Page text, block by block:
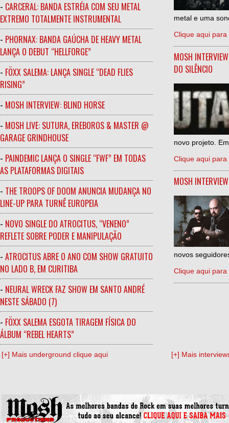
- CARCERAL: BANDA ESTRÉIA COM SEU METAL
EXTREMO TOTALMENTE INSTRUMENTAL
- PHORNAX: BANDA GAÚCHA DE HEAVY METAL
LANÇA O DEBUT “HELLFORGE”
- FÖXX SALEMA: LANÇA SINGLE “DEAD FLIES
RISING”
- MOSH INTERVIEW: BLIND HORSE
- MOSH LIVE: SUTURA, EREBOROS & MASTER @
GARAGE GRINDHOUSE
- PAINDEMIC LANÇA O SINGLE “FWF” EM TODAS
AS PLATAFORMAS DIGITAIS
- THE TROOPS OF DOOM ANUNCIA MUDANÇA NO
LINE-UP PARA TURNÊ EUROPEIA
- NOVO SINGLE DO ATROCITUS, “VENENO”
REFLETE SOBRE PODER E MANIPULAÇÃO
- ATROCITUS ABRE O ANO COM SHOW GRATUITO
NO LADO B, EM CURITIBA
- NEURAL WRECK FAZ SHOW EM SANTO ANDRÉ
NESTE SÁBADO (7)
- FÖXX SALEMA ESGOTA TIRAGEM FÍSICA DO
ÁLBUM “REBEL HEARTS”
metal e uma
Clique aqui para
MOSH
DO SILÊNCIO
novo projeto.
Clique aqui para
MOSH
novos
Clique aqui para
[+] Mais underground clique aqui [+] Mais